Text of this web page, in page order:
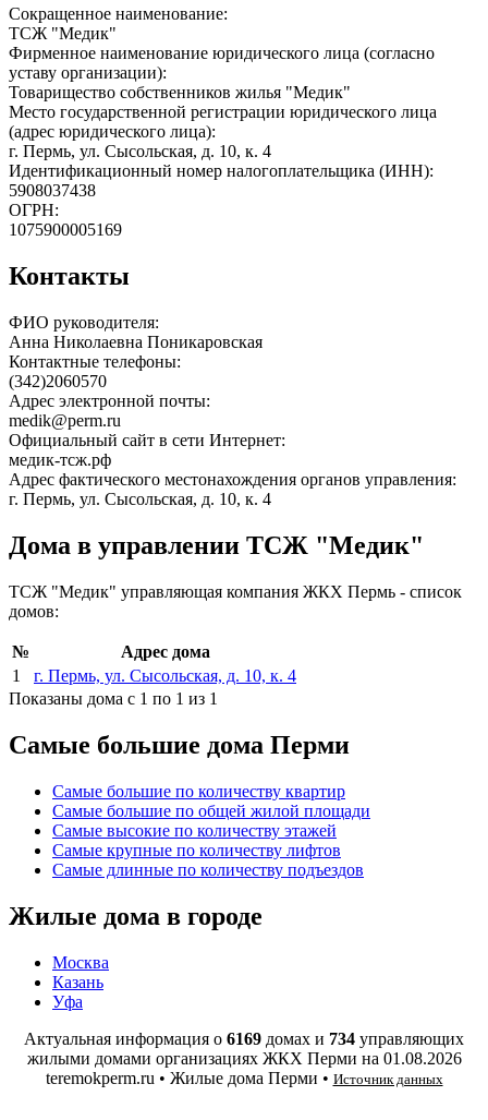
Сокращенное наименование:
ТСЖ "Медик"
Фирменное наименование юридического лица (согласно
уставу организации):
Товарищество собственников жилья "Медик"
Место государственной регистрации юридического лица
(адрес юридического лица):
г. Пермь, ул. Сысольская, д. 10, к. 4
Идентификационный номер налогоплательщика (ИНН):
5908037438
ОГРН:
1075900005169
Контакты
ФИО руководителя:
Анна Николаевна Поникаровская
Контактные телефоны:
(342)2060570
Адрес электронной почты:
medik@perm.ru
Официальный сайт в сети Интернет:
медик-тсж.рф
Адрес фактического местонахождения органов управления:
г. Пермь, ул. Сысольская, д. 10, к. 4
Дома в управлении ТСЖ "Медик"
ТСЖ "Медик" управляющая компания ЖКХ Пермь - список
домов:
№
Адрес дома
1
г. Пермь, ул. Сысольская, д. 10, к. 4
Показаны дома с 1 по 1 из 1
Самые большие дома Перми
Самые большие по количеству квартир
Самые большие по общей жилой площади
Самые высокие по количеству этажей
Самые крупные по количеству лифтов
Самые длинные по количеству подъездов
Жилые дома в городе
Москва
Казань
Уфа
Актуальная информация о 6169 домах и 734 управляющих
жилыми домами организациях ЖКХ Перми на 01.08.2026
teremokperm.ru • Жилые дома Перми • Источник данных